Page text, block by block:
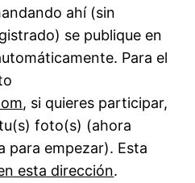
ahí (sin
se publique en
Para el
, si quieres participar,
foto(s) (ahora
para empezar). Esta
esta dirección.